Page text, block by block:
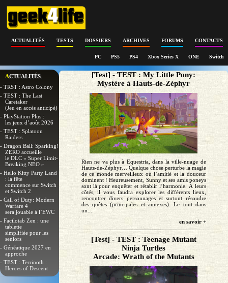
ACTUALITÉS TESTS DOSSIERS ARCHIVES FORUMS CONTACTS
PC PS5 PS4 Xbox Series X ONE Switch
ACTUALITÉS
- TRST : Astro Colony
- TEST : The Last
Caretaker
(Jeu en accès anticipé)
- PlayStation Plus :
les jeux d’août 2026
- TEST : Splatoon
Raiders
- Dragon Ball: Sparking!
ZERO accueille
le DLC « Super Limit-
Breaking NEO »
- Hello Kitty Party Land
: la fête
commence sur Switch
et Switch 2
- Call of Duty: Modern
Warfare 4
sera jouable à l’EWC
- Facilotab Zen : une
tablette
simplifiée pour les
seniors
- Généatique 2027 en
approche
- TEST : Terrinoth :
Heroes of Descent
[Test] - TEST : My Little Pony:
Mystère à Hauts-de-Zéphyr
Rien ne va plus à Equestria, dans la ville-nuage de
Hauts-de-Zéphyr… Quelque chose perturbe la magie
de ce monde merveilleux où l’amitié et la douceur
dominent ! Heureusement, Sunny et ses amis poneys
sont là pour enquêter et rétablir l’harmonie. À leurs
côtés, il vous faudra explorer les différents lieux,
rencontrer divers personnages et surtout résoudre
des quêtes (principales et annexes). Le tout dans
un...
en savoir +
[Test] - TEST : Teenage Mutant
Ninja Turtles
Arcade: Wrath of the Mutants